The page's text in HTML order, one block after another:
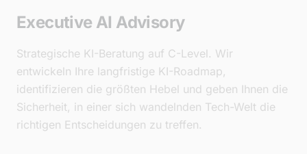
Executive AI Advisory
Strategische KI-Beratung auf C-Level. Wir
entwickeln Ihre langfristige KI-Roadmap,
identifizieren die größten Hebel und geben Ihnen die
Sicherheit, in einer sich wandelnden Tech-Welt die
richtigen Entscheidungen zu treffen.